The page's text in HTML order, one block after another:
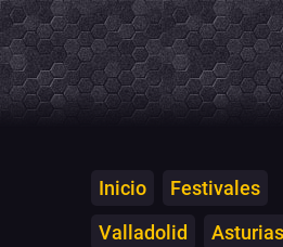
Inicio Festivales
Valladolid
Asturias